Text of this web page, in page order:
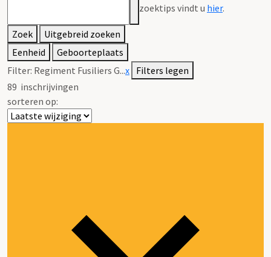
zoektips vindt u hier.
Zoek
Uitgebreid zoeken
Eenheid
Geboorteplaats
Filter: Regiment Fusiliers G...x Filters legen
89 inschrijvingen
sorteren op: